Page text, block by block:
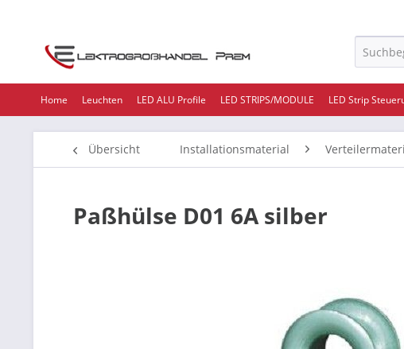
Home Leuchten LED ALU Profile LED STRIPS/MODULE LED Strip
Übersicht Installationsmaterial
Paßhülse D01 6A silber